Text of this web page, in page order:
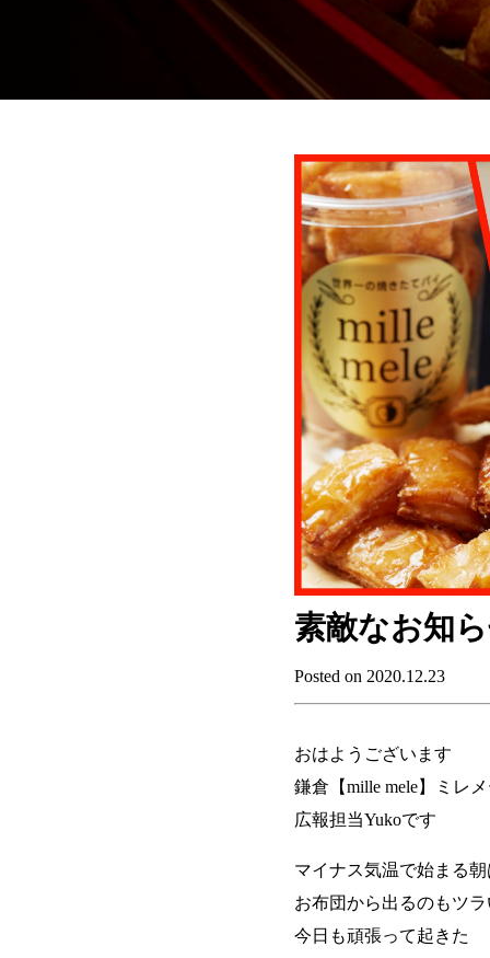
素敵なお知
Posted on 2020.12.23
おはようございます
鎌倉【mille mele】ミレ
広報担当Yukoです
マイナス気温で始まる朝
お布団から出るのもツ
今日も頑張って起きた